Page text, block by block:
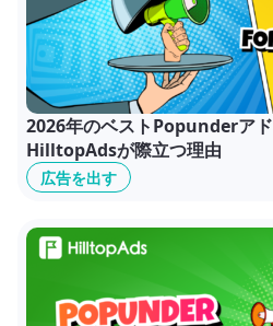
広告を出す
2026年のベストPopunderアド
HilltopAdsが際立つ理由